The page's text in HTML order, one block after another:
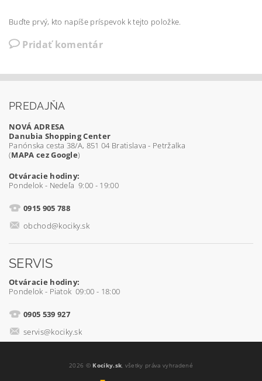
Buďte prvý, kto napíše príspevok k tejto položke.
Pridať komentár
PREDAJŇA
NOVÁ ADRESA
Danubia Shopping Center
Panónska cesta 38/A, 851 04 Bratislava - Petržalka
(MAPA cez Google)
Otváracie hodiny:
Pondelok - Nedeľa 9:00 - 19:00
0915 905 788
obchod@kociky.sk
SERVIS
Otváracie hodiny:
Pondelok - Piatok 09:00 - 18:00
0905 539 927
servis@kociky.sk
2026 © Kociky.sk , všetky práva vyhradené